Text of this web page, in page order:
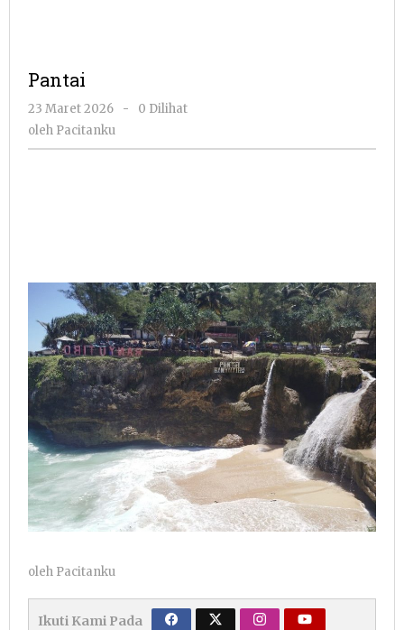
Pantai
23 Maret 2026
oleh
-
0 Dilihat
oleh Pacitanku
oleh Pacitanku
Ikuti Kami Pada